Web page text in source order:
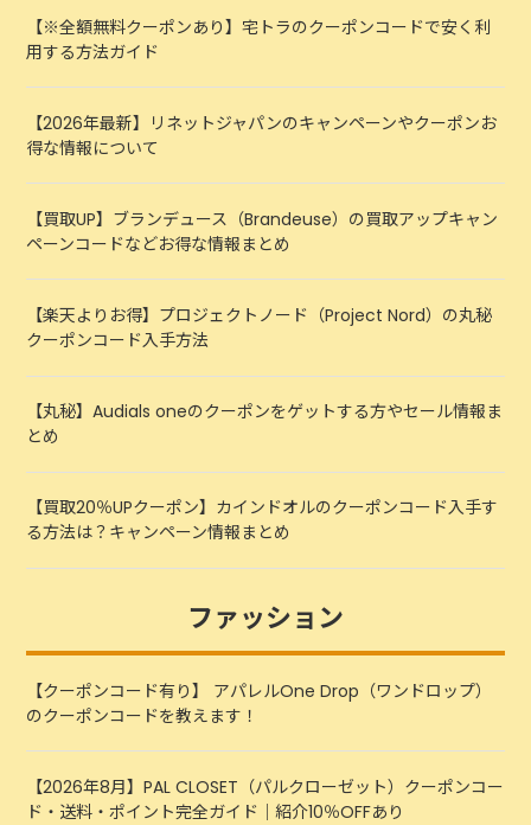
【※全額無料クーポンあり】宅トラのクーポンコードで安く利
用する方法ガイド
【2026年最新】リネットジャパンのキャンペーンやクーポンお
得な情報について
【買取UP】ブランデュース（Brandeuse）の買取アップキャン
ペーンコードなどお得な情報まとめ
【楽天よりお得】プロジェクトノード（Project Nord）の丸秘
クーポンコード入手方法
【丸秘】Audials oneのクーポンをゲットする方やセール情報ま
とめ
【買取20％UPクーポン】カインドオルのクーポンコード入手す
る方法は？キャンペーン情報まとめ
ファッション
【クーポンコード有り】 アパレルOne Drop（ワンドロップ）
のクーポンコードを教えます！
【2026年8月】PAL CLOSET（パルクローゼット）クーポンコー
ド・送料・ポイント完全ガイド｜紹介10％OFFあり